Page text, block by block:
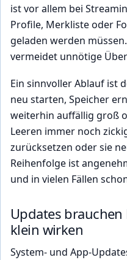
ist vor allem bei
Profile, Merkliste oder
geladen werden
vermeidet unnötige
Ein sinnvoller Ablauf ist
neu starten, Speicher
weiterhin auffällig groß
Leeren immer noch
zurücksetzen oder sie
Reihenfolge ist
und in vielen Fällen
Updates brauchen
klein wirken
System- und App-